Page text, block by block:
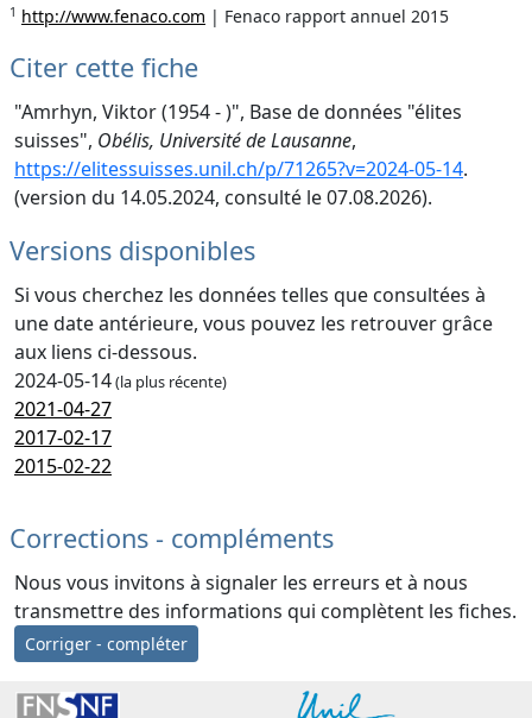
1 http://www.fenaco.com | Fenaco rapport annuel 2015
Citer cette fiche
"Amrhyn, Viktor (1954 - )", Base de données "élites
suisses", Obélis, Université de Lausanne,
https://elitessuisses.unil.ch/p/71265?v=2024-05-14.
(version du 14.05.2024, consulté le 07.08.2026).
Versions disponibles
Si vous cherchez les données telles que consultées à
une date antérieure, vous pouvez les retrouver grâce
aux liens ci-dessous.
2024-05-14(la plus récente)
2021-04-27
2017-02-17
2015-02-22
Corrections - compléments
Nous vous invitons à signaler les erreurs et à nous
transmettre des informations qui complètent les fiches.
Corriger - compléter